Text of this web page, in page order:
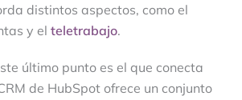
distintos aspectos, como el
y el teletrabajo.
último punto es el que conecta
de HubSpot ofrece un conjunto